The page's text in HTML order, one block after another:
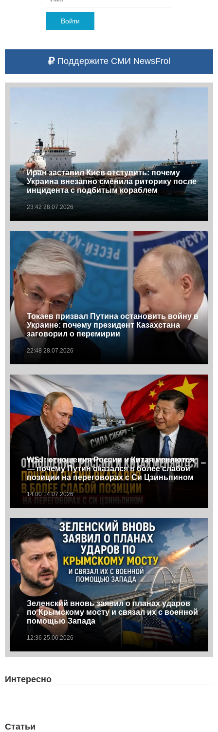
Войти
Поддержите СМИ NewsFrol
Иран заставил Киев отступить: почему
Украина внезапно сменила риторику после
инцидента с подбитым кораблем
23:42 28.07.2026
Токаев призвал Путина остановить войну в
Украине: почему президент Казахстана
заговорил о перемирии
22:48 28.07.2026
WSJ: отношения России и Китая меняются
— почему Путин оказался в более слабой
позиции на переговорах с Си Цзиньпином
14:00 14.07.2026
Зеленский вновь заявил о планах ударов
по Крымскому мосту и связал их с военной
помощью Запада
12:36 25.06.2026
Интересно
Статьи